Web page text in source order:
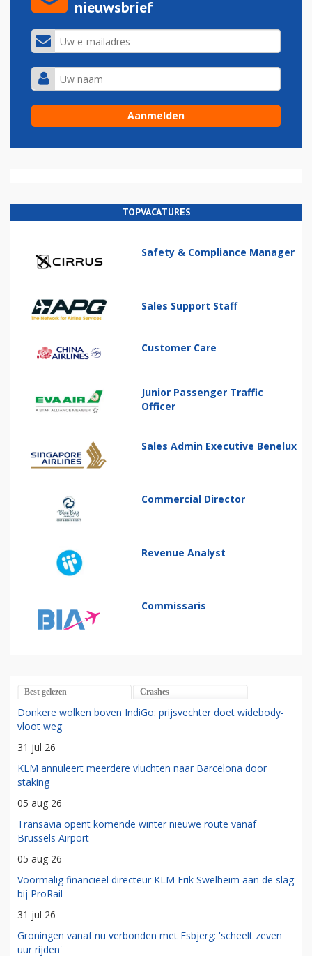
nieuwsbrief
TOPVACATURES
Safety & Compliance Manager
Sales Support Staff
Customer Care
Junior Passenger Traffic
Officer
Sales Admin Executive Benelux
Commercial Director
Revenue Analyst
Commissaris
Best gelezen Crashes
Donkere wolken boven IndiGo: prijsvechter doet widebody-
vloot weg
31 jul 26
KLM annuleert meerdere vluchten naar Barcelona door
staking
05 aug 26
Transavia opent komende winter nieuwe route vanaf
Brussels Airport
05 aug 26
Voormalig financieel directeur KLM Erik Swelheim aan de slag
bij ProRail
31 jul 26
Groningen vanaf nu verbonden met Esbjerg: 'scheelt zeven
uur rijden'